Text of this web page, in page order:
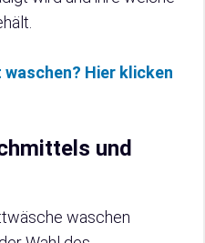
Hier klicken
und
waschen